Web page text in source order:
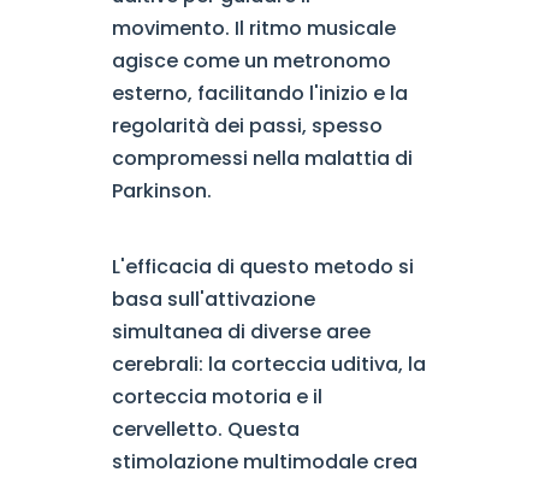
movimento. Il ritmo musicale
agisce come un metronomo
esterno, facilitando l'inizio e la
regolarità dei passi, spesso
compromessi nella malattia di
Parkinson.
L'efficacia di questo metodo si
basa sull'attivazione
simultanea di diverse aree
cerebrali: la corteccia uditiva, la
corteccia motoria e il
cervelletto. Questa
stimolazione multimodale crea